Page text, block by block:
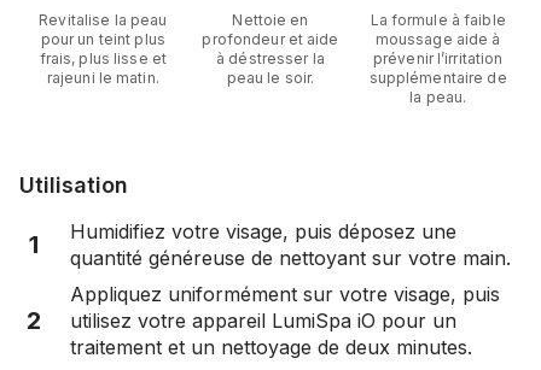
Revitalise la peau
pour un teint plus
frais, plus lisse et
rajeuni le matin.
Nettoie en
profondeur et aide
à déstresser la
peau le soir.
La formule à faible
moussage aide à
prévenir l’irritation
supplémentaire de
la peau.
Utilisation
1
Humidifiez votre visage, puis déposez une
quantité généreuse de nettoyant sur votre main.
2
Appliquez uniformément sur votre visage, puis
utilisez votre appareil LumiSpa iO pour un
traitement et un nettoyage de deux minutes.